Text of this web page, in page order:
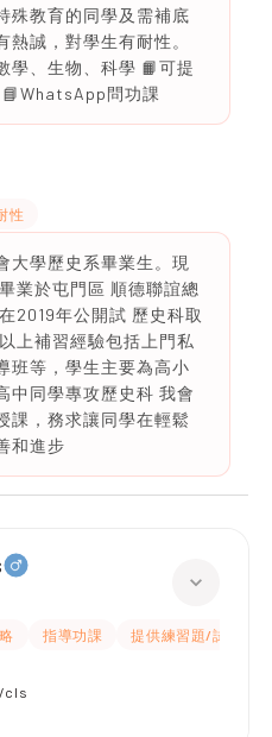
殊教育的同學及需補底
誠，對學生有耐性。
學、生物、科學 📙可提
問功課
性
大學歷史系畢業生。現
業於屯門區 順德聯誼總
2019年公開試 歷史科取
上補習經驗包括上門私
班等，學生主要為高小
中同學專攻歷史科 我會
課，務求讓同學在輕鬆
和進步
指導功課 提供練習題/試題
cls